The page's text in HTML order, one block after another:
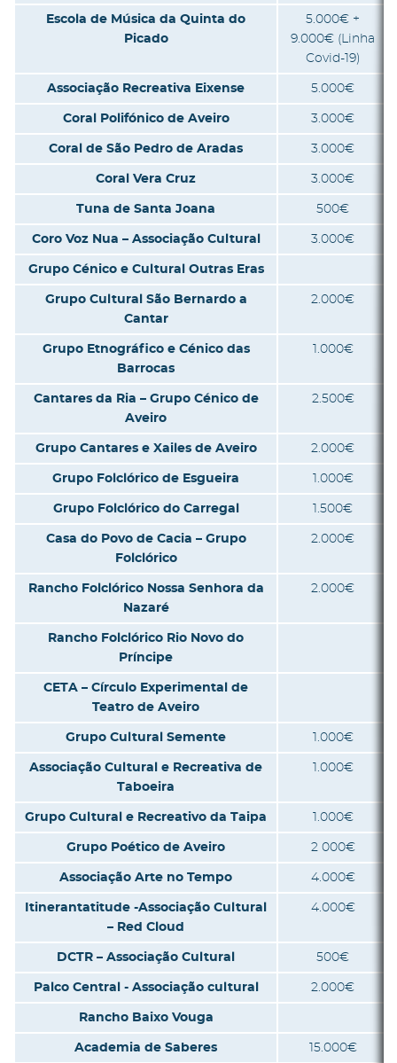
Escola de Música da Quinta do
Picado
5.000€ +
9.000€ (Linha
Covid-19)
Associação Recreativa Eixense 5.000€
Coral Polifónico de Aveiro 3.000€
Coral de São Pedro de Aradas 3.000€
Coral Vera Cruz 3.000€
Tuna de Santa Joana 500€
Coro Voz Nua – Associação Cultural 3.000€
Grupo Cénico e Cultural Outras Eras
Grupo Cultural São Bernardo a
Cantar
2.000€
Grupo Etnográfico e Cénico das
Barrocas
1.000€
Cantares da Ria – Grupo Cénico de
Aveiro
2.500€
Grupo Cantares e Xailes de Aveiro 2.000€
Grupo Folclórico de Esgueira 1.000€
Grupo Folclórico do Carregal 1.500€
Casa do Povo de Cacia – Grupo
Folclórico
2.000€
Rancho Folclórico Nossa Senhora da
Nazaré
2.000€
Rancho Folclórico Rio Novo do
Príncipe
CETA – Círculo Experimental de
Teatro de Aveiro
Grupo Cultural Semente 1.000€
Associação Cultural e Recreativa de
Taboeira
1.000€
Grupo Cultural e Recreativo da Taipa 1.000€
Grupo Poético de Aveiro 2 000€
Associação Arte no Tempo 4.000€
Itinerantatitude -Associação Cultural
– Red Cloud
4.000€
DCTR – Associação Cultural 500€
Palco Central - Associação cultural 2.000€
Rancho Baixo Vouga
Academia de Saberes 15.000€